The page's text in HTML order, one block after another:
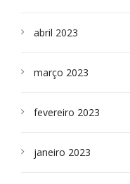
abril 2023
março 2023
fevereiro 2023
janeiro 2023